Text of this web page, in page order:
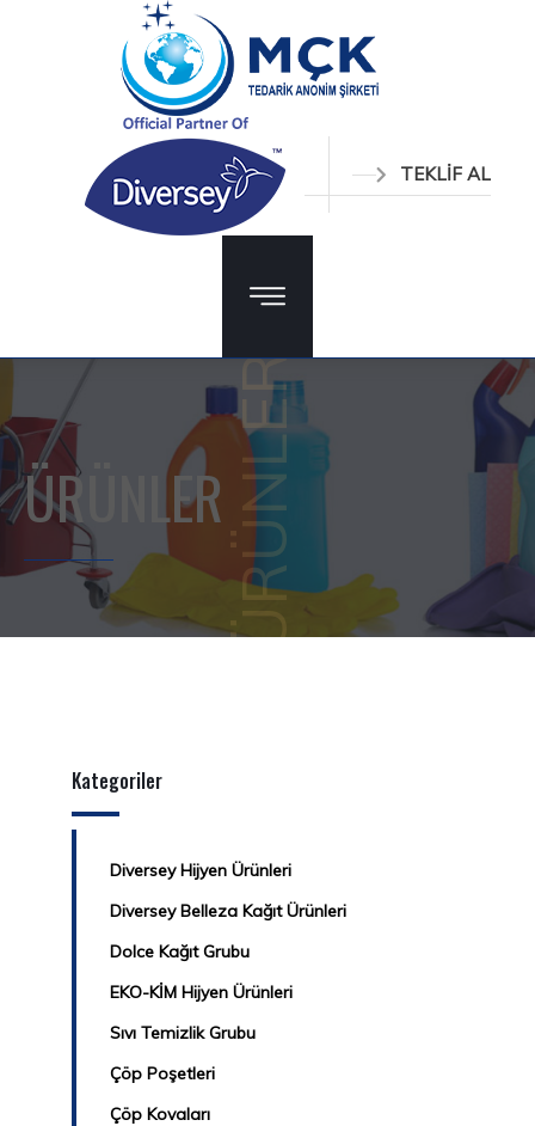
TEKLİF AL
ÜRÜNLER
ÜRÜNLER
Kategoriler
Diversey Hijyen Ürünleri
Diversey Belleza Kağıt Ürünleri
Dolce Kağıt Grubu
EKO-KİM Hijyen Ürünleri
Sıvı Temizlik Grubu
Çöp Poşetleri
Çöp Kovaları